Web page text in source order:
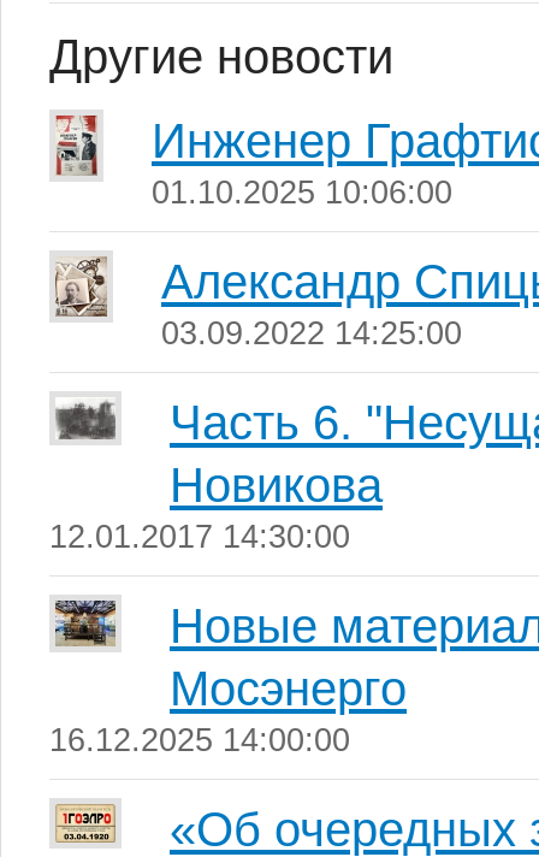
Другие новости
Инженер
01.10.2025 10:06:00
Александр
03.09.2022 14:25:00
Часть 6.
Новикова
12.01.2017 14:30:00
Новые
Мосэнерго
16.12.2025 14:00:00
«Об очередных